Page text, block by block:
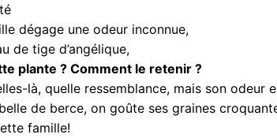
dégage une odeur inconnue,
de tige d’angélique,
plante ? Comment le retenir ?
là, quelle ressemblance, mais son odeur
de berce, on goûte ses graines
famille!